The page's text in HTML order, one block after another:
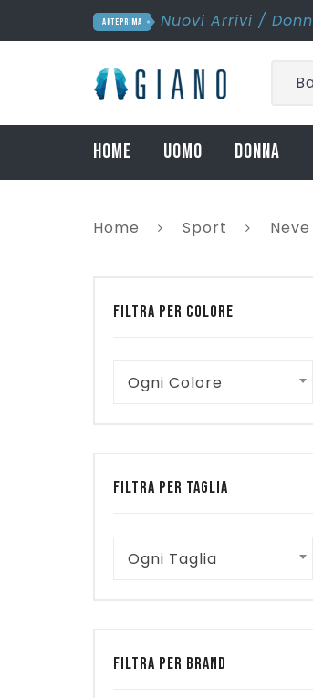
ANTEPRIMA Nuovi Arrivi /
HOME UOMO DONNA
Home Sport Neve
FILTRA PER COLORE
Ogni Colore
FILTRA PER TAGLIA
Ogni Taglia
FILTRA PER BRAND